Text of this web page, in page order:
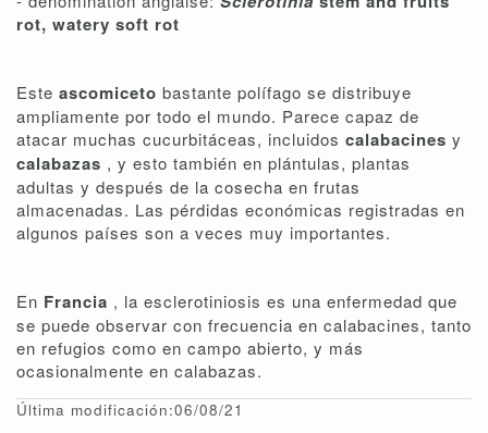
rot, watery soft rot
Este ascomiceto bastante polífago se distribuye
ampliamente por todo el mundo. Parece capaz de
atacar muchas cucurbitáceas, incluidos calabacines y
calabazas , y esto también en plántulas, plantas
adultas y después de la cosecha en frutas
almacenadas. Las pérdidas económicas registradas en
algunos países son a veces muy importantes.
En Francia , la esclerotiniosis es una enfermedad que
se puede observar con frecuencia en calabacines, tanto
en refugios como en campo abierto, y más
ocasionalmente en calabazas.
Última modificación:06/08/21